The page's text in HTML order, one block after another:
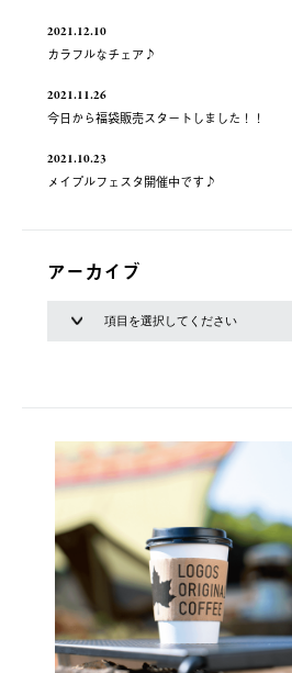
2021.12.10
カラフルなチェア♪
2021.11.26
今日から福袋販売スタートしました！！
2021.10.23
メイプルフェスタ開催中です♪
アーカイブ